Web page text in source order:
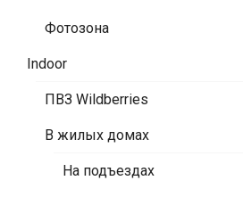
Фотозона
Indoor
ПВЗ Wildberries
В жилых домах
На подъездах